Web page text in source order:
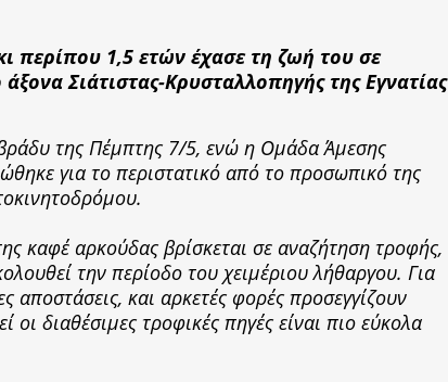
περίπου 1,5 ετών έχασε τη ζωή του σε
Σιάτιστας-Κρυσταλλοπηγής της Εγνατίας
της Πέμπτης 7/5, ενώ η Ομάδα Άμεσης
για το περιστατικό από το προσωπικό της
καφέ αρκούδας βρίσκεται σε αναζήτηση τροφής,
την περίοδο του χειμέριου λήθαργου. Για
αποστάσεις, και αρκετές φορές προσεγγίζουν
οι διαθέσιμες τροφικές πηγές είναι πιο εύκολα